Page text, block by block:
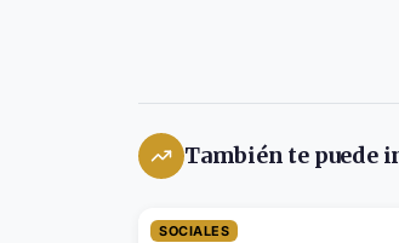
También te puede
SOCIALES